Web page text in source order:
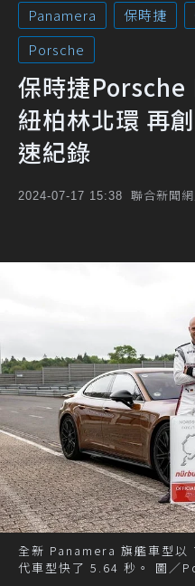
Panamera 保時捷
Porsche
保時捷
紐柏林北環 再
速紀錄
2024-07-17 15:38 聯合新聞
全新 Panamera 旗艦車型以
代車型快了 5.64 秒。 圖／